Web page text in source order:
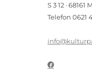
S 3 12 ·
Telefon 0621